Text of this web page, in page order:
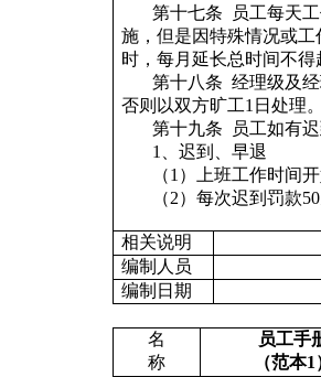
第十七条
员工每天
施，但是因特殊情况或
时，每月延长总时间不得
第十八条 经理级及
否则以双方旷工1 日处理
第十九条
员工如有
1
、迟到、早退
（1 ）上班工作时间
（2）每次迟到罚款50
相关说明
编制人员
编制日期
名
称
员工手
（范本1